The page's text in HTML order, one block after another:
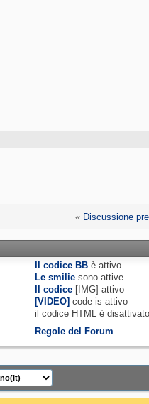
« Discussione
Il codice BB èattivo
Le smilie sono attive
Il codice [IMG]attivo
[VIDEO] code isattivo
il codice HTML è
Regole del Forum